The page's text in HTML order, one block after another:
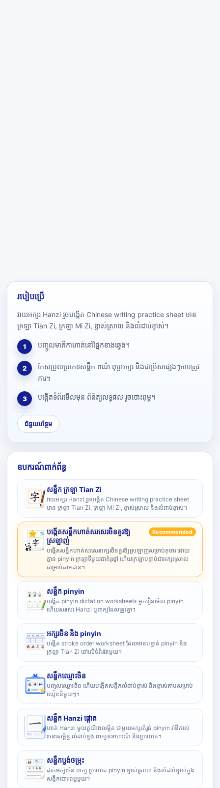
របៀបប្រើ
វាយអក្សរ Hanzi រួចបង្កើត Chinese writing practice sheet មាន
ក្រឡា Tian Zi, ក្រឡា Mi Zi, ខ្ទាស់ស្រាល និងលំដាប់ខ្ទាស់។
1 បញ្ចូលមាតិកាហាត់នៅផ្នែកខាងឆ្វេង។
2
កែសម្រួលប្រភេទសន្លឹក ពណ៌ ពុម្ពអក្សរ និងជម្រើសផ្សេងៗតាមត្រូវ
ការ។
3 បង្កើតទំព័រមើលមុន ពិនិត្យលទ្ធផល រួចបោះពុម្ព។
ជំនួយបន្ថែម
ឧបករណ៍ពាក់ព័ន្ធ
សន្លឹក ក្រឡា Tian Zi
វាយអក្សរ Hanzi រួចបង្កើត Chinese writing practice sheet
មាន ក្រឡា Tian Zi, ក្រឡា Mi Zi, ខ្ទាស់ស្រាល និងលំដាប់ខ្ទាស់។
បង្កើតសន្លឹកហាត់សរសេរចិនគួរឱ្យ
ស្រឡាញ់
Recommended
បង្កើតសន្លឹកហាត់សរសេរអក្សរចិនគួរឱ្យស្រឡាញ់សម្រាប់កុមារ ដោយ
គ្មាន pinyin ក្រឡាទីមួយជាគំរូខ្មៅ ហើយក្រឡាបន្ទាប់ជាអក្សរស្រាល
សម្រាប់តាមដាន។
សន្លឹក pinyin
បង្កើត pinyin dictation worksheet៖ អ្នករៀនមើល pinyin
ហើយសរសេរ Hanzi ឬពាក្យដែលត្រូវគ្នា។
អក្សរចិន និង pinyin
បង្កើត stroke order worksheet ដែលមានបន្ទាត់ pinyin និង
ក្រឡា Tian Zi នៅលើទំព័រតែមួយ។
សន្លឹកឈ្មោះចិន
បញ្ចូលឈ្មោះចិន ហើយបង្កើតសន្លឹកលំដាប់ខ្ទាស់ និងខ្ទាស់តាមសម្រាប់
ឈ្មោះនីមួយៗ។
សន្លឹក Hanzi ផ្តោត
ហាត់ Hanzi មួយតួយ៉ាងលម្អិត ជាមួយអក្សរគំរូធំ pinyin រ៉ាឌីកាល់
រចនាសម្ព័ន្ធ លំដាប់ខ្ទង់ ពាក្យឧទាហរណ៍ និងប្រយោគ។
សន្លឹកប្លង់ចម្រុះ
ដាក់អក្សរចិន ពាក្យ ប្រយោគ pinyin ខ្ទាស់ស្រាល និងលំដាប់ខ្ទាស់ក្នុង
សន្លឹកបោះពុម្ពមួយ។